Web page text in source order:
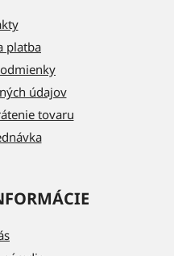
platba
údajov
tovaru